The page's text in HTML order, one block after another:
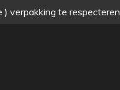
) verpakking te respecteren